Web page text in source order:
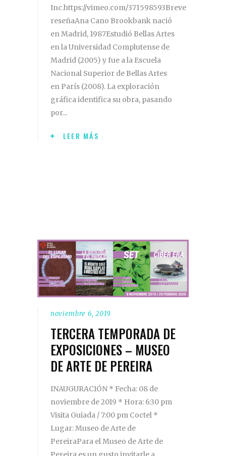
Inc.https://vimeo.com/371598593Breve
reseñaAna Cano Brookbank nació
en Madrid, 1987Estudió Bellas Artes
en la Universidad Complutense de
Madrid (2005) y fue a la Escuela
Nacional Superior de Bellas Artes
en París (2008). La exploración
gráfica identifica su obra, pasando
por
LEER MÁS
noviembre 6, 2019
TERCERA TEMPORADA DE
EXPOSICIONES – MUSEO
DE ARTE DE PEREIRA
INAUGURACIÓN * Fecha: 08 de
noviembre de 2019 * Hora: 6:30 pm
Visita Guiada / 7:00 pm Coctel *
Lugar: Museo de Arte de
PereiraPara el Museo de Arte de